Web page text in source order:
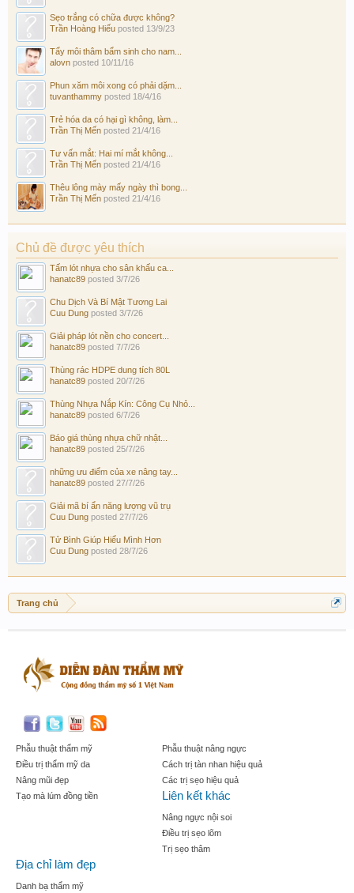
Sẹo trắng có chữa được không?
Trần Hoàng Hiếu posted 13/9/23
Tẩy môi thâm bẩm sinh cho nam...
alovn posted 10/11/16
Phun xăm môi xong có phải dặm...
tuvanthammy posted 18/4/16
Trẻ hóa da có hại gì không, làm...
Trần Thị Mến posted 21/4/16
Tư vấn mắt: Hai mí mắt không...
Trần Thị Mến posted 21/4/16
Thêu lông mày mấy ngày thì bong...
Trần Thị Mến posted 21/4/16
Chủ đề được yêu thích
Tấm lót nhựa cho sân khấu ca...
hanatc89 posted 3/7/26
Chu Dịch Và Bí Mật Tương Lai
Cuu Dung posted 3/7/26
Giải pháp lót nền cho concert...
hanatc89 posted 7/7/26
Thùng rác HDPE dung tích 80L
hanatc89 posted 20/7/26
Thùng Nhựa Nắp Kín: Công Cụ Nhỏ...
hanatc89 posted 6/7/26
Báo giá thùng nhựa chữ nhật...
hanatc89 posted 25/7/26
những ưu điểm của xe nâng tay...
hanatc89 posted 27/7/26
Giải mã bí ẩn năng lượng vũ trụ
Cuu Dung posted 27/7/26
Tử Bình Giúp Hiểu Mình Hơn
Cuu Dung posted 28/7/26
Trang chủ
Phẫu thuật thẩm mỹ
Điều trị thẩm mỹ da
Nâng mũi đẹp
Tạo mà lúm đồng tiền
Phẫu thuật nâng ngực
Cách trị tàn nhan hiệu quả
Các trị sẹo hiệu quả
Liên kết khác
Nâng ngực nội soi
Điều trị sẹo lõm
Trị sẹo thâm
Địa chỉ làm đẹp
Danh bạ thẩm mỹ